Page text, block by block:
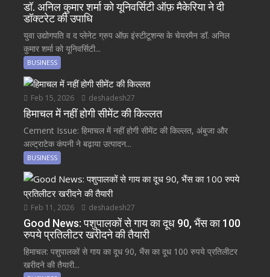
डॉ. अनिल कुमार शर्मा को यूनिवर्सिटी ऑफ़ मैकेरिया ने दी
डॉक्टरेट की उपाधि
युवा उद्योगपति व द प्लेनेट ग्रुप ऑफ़ इंस्टीटूशन्स के चेयरमैन डॉ. अनिल
कुमार शर्मा को यूनिवर्सिटी...
BUSINESS
Feb 15, 2026 deshadesh27
हिमाचल में नहीं होगी सीमेंट की किल्लत
Cement Issue: हिमाचल में नहीं होगी सीमेंट की किल्लत, अंबुजा और
अल्ट्राटेक कंपनी ने बढ़ाया उत्पादन...
BUSINESS
Feb 11, 2026 deshadesh27
Good News: पशुपालकों से गाय का दूध 90, भैंस का 100
रुपये प्रतिलीटर खरीदने की तैयारी
हिमाचल: पशुपालकों से गाय का दूध 90, भैंस का दूध 100 रुपये प्रतिलीटर
खरीदने की तैयारी...